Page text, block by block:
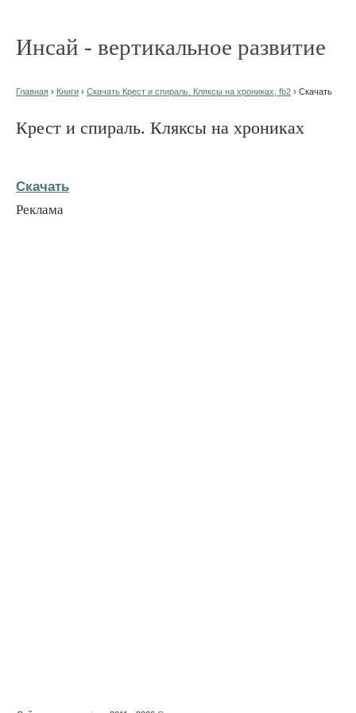
Инсай - вертикальное развитие
Главная › Книги › Скачать Крест и спираль. Кляксы на хрониках, fb2 › Скачать
Крест и спираль. Кляксы на хрониках
Скачать
Реклама